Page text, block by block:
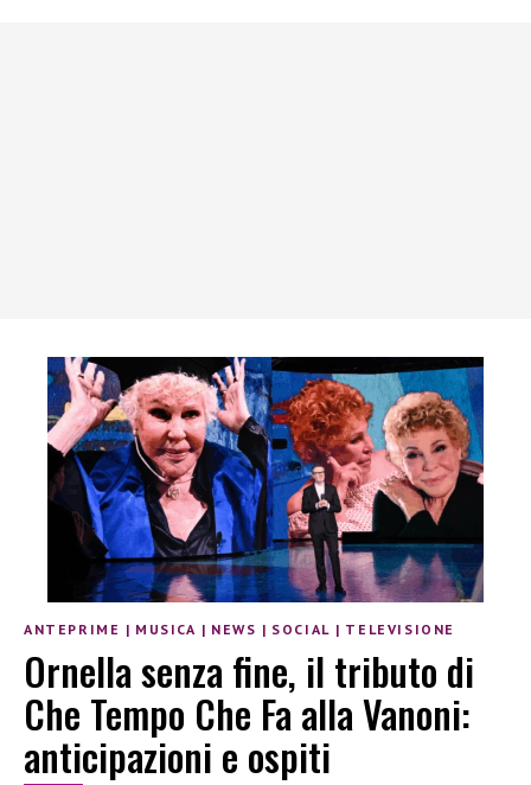
ANTEPRIME | MUSICA | NEWS | SOCIAL | TELEVISIONE
Ornella senza fine, il tributo di
Che Tempo Che Fa alla Vanoni:
anticipazioni e ospiti